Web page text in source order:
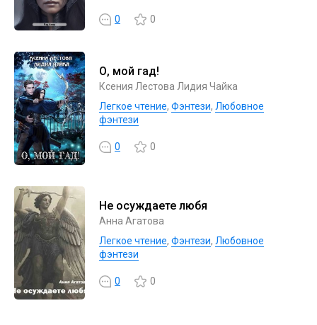
0 0
О, мой гад!
Ксения Лестова Лидия Чайка
Легкое чтение, Фэнтези, Любовное
фэнтези
0 0
Не осуждаете любя
Анна Агатова
Легкое чтение, Фэнтези, Любовное
фэнтези
0 0